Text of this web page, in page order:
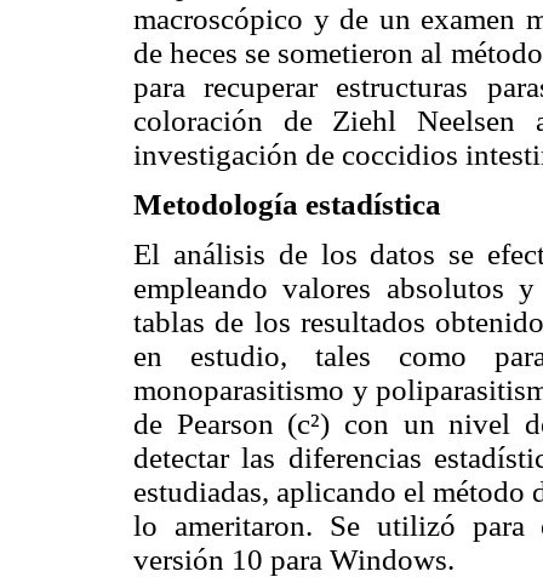
macroscópico y de un examen
de heces se sometieron al
para recuperar estructuras
coloración de Ziehl Neelsen
investigación de coccidios
Metodología estadística
El análisis de los datos se
empleando valores absolutos
tablas de los resultados
en estudio, tales como
monoparasitismo y
de Pearson (c²) con un nivel
detectar las diferencias
estudiadas, aplicando el método
lo ameritaron. Se utilizó para
versión 10 para Windows.